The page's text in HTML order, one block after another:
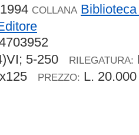
COLLANA
5-250 RILEGATURA:
PREZZO: L.